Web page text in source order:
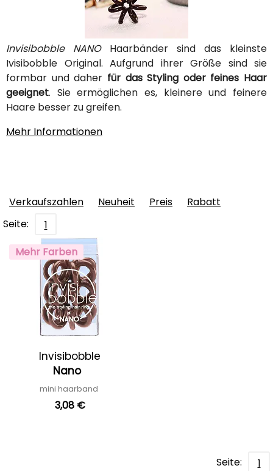
Invisibobble NANOHaarbänder sind das kleinste
Ivisibobble Original. Aufgrund ihrer Größe sind sie
formbar und daher für das Styling oder feines Haar
geeignet. Sie ermöglichen es, kleinere und feinere
Haare besser zu greifen.
Mehr Informationen
Verkaufszahlen Neuheit Preis
Rabatt
Seite:
1
Mehr Farben
Invisibobble
Nano
mini haarband
3,08 €
Seite: 1